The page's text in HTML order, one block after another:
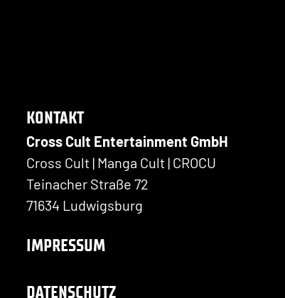
KONTAKT
Cross Cult Entertainment GmbH
Cross Cult | Manga Cult | CROCU
Teinacher Straße 72
71634 Ludwigsburg
IMPRESSUM
DATENSCHUTZ